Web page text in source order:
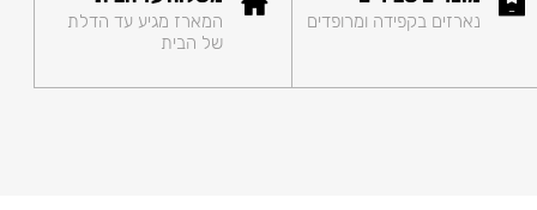
נארזים בקפידה ומרופדים
המארז מגיע עד הדלת
של הבית